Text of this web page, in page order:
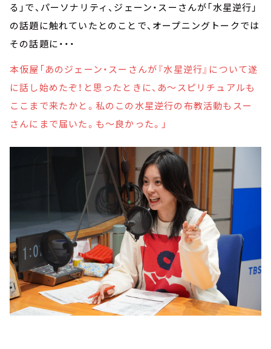
る」で、パーソナリティ、ジェーン・スーさんが「水星逆行」
の話題に触れていたとのことで、オープニングトークでは
その話題に・・・
本仮屋「あのジェーン・スーさんが『水星逆行』について遂
に話し始めたぞ！と思ったときに、あ～スピリチュアルも
ここまで来たかと。私のこの水星逆行の布教活動もスー
さんにまで届いた。も～良かった。」